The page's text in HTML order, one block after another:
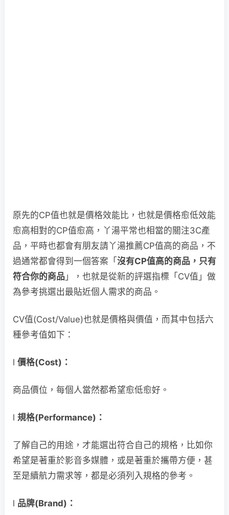
原先的CP值也就是價格效能比，也就是價格愈低效能
愈高相對的CP值愈高，丫湯平常也相當的關注3C產
品，平時也都會有朋友請丫湯推薦CP值高的商品，不
過通常都會得到一個答案「 沒有CP值高的商品，只有
符合你的商品 」，也就是從新的評選指標「CV值」做
為參考挑選出最貼近個人需求的商品。
CV值(Cost/Value)也就是價格與價值，而其中包括六
種參考值如下：
l 價格(Cost) ：
商品價位，每個人當然都希望愈低愈好。
l 規格(Performance) ：
了解自己的用途，才能選出符合自己的規格，比如你
希望是著重於影音多媒體，或是著重於攜帶方便，甚
至是續航力需求等，都是必須列入規格的參考。
l 品牌(Brand) ：